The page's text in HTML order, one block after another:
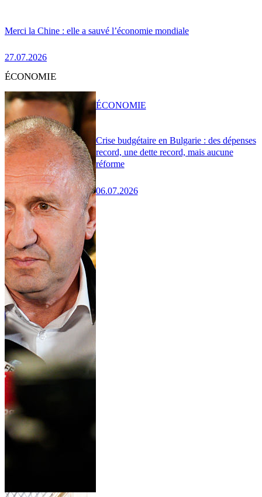
Merci la Chine : elle a sauvé l’économie mondiale
27.07.2026
ÉCONOMIE
Crise budgétaire en Bulgarie : des dépenses
record, une dette record, mais aucune
réforme
06.07.2026
ÉCONOMIE